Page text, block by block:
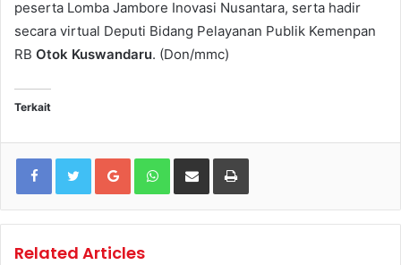
peserta Lomba Jambore Inovasi Nusantara, serta hadir
secara virtual Deputi Bidang Pelayanan Publik Kemenpan
RB Otok Kuswandaru. (Don/mmc)
Terkait
Google+WhatsApp
Share via Email Print
Related Articles